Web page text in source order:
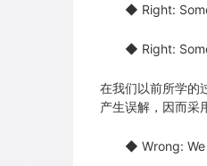
◆ Right: Some
◆ Right: Some
在我们以前所学的
产生误解，因而采
◆ Wrong: We